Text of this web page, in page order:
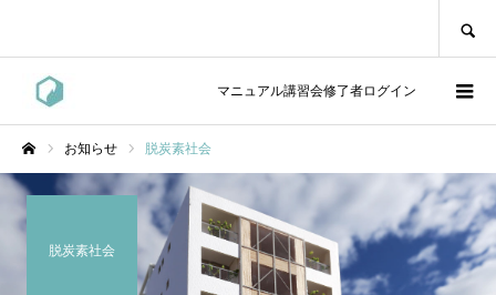
マニュアル講習会修了者ログイン
お知らせ 脱炭素社会
脱炭素社会